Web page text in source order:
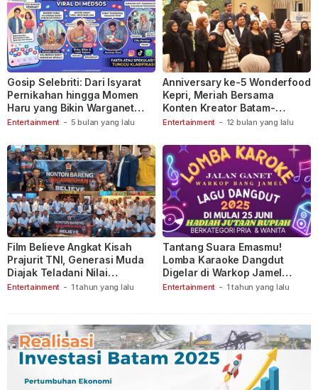
Entertainment - 5 bulan yang lalu
Gosip Selebriti: Dari Isyarat
Pernikahan hingga Momen
Haru yang Bikin Warganet
Berspekulasi
Entertainment - 12 bulan yang lalu
Anniversary ke-5 Wonderfood
Kepri, Meriah Bersama
Konten Kreator Batam-
Tanjungpinang
Entertainment - 1 tahun yang lalu
Film Believe Angkat Kisah
Prajurit TNI, Generasi Muda
Diajak Teladani Nilai
Keberanian
Entertainment - 1 tahun yang lalu
Tantang Suara Emasmu!
Lomba Karaoke Dangdut
Digelar di Warkop Jamel
Ganet